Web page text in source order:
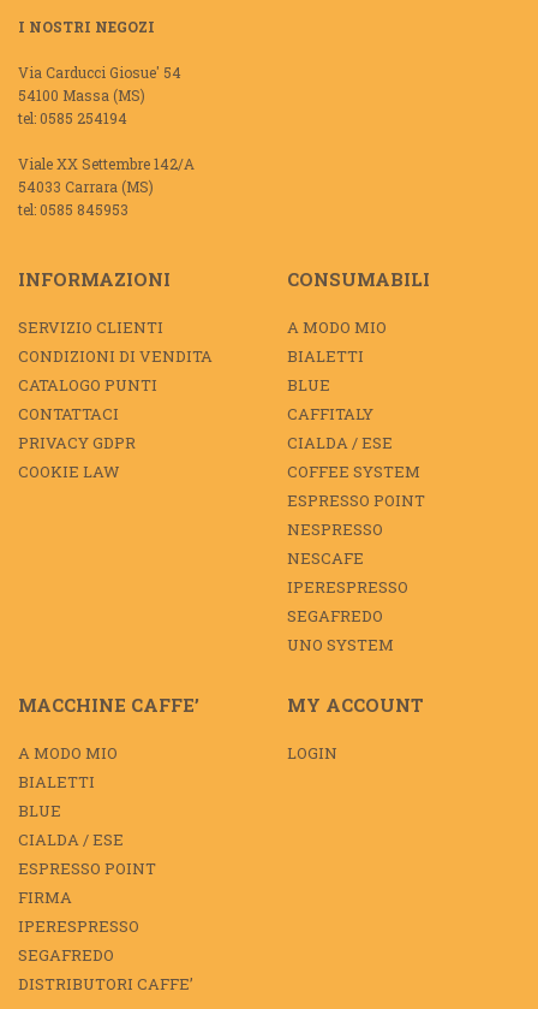
I NOSTRI NEGOZI
Via Carducci Giosue' 54
54100 Massa (MS)
tel: 0585 254194
Viale XX Settembre 142/A
54033 Carrara (MS)
tel: 0585 845953
INFORMAZIONI
SERVIZIO CLIENTI
CONDIZIONI DI VENDITA
CATALOGO PUNTI
CONTATTACI
PRIVACY GDPR
COOKIE LAW
CONSUMABILI
A MODO MIO
BIALETTI
BLUE
CAFFITALY
CIALDA / ESE
COFFEE SYSTEM
ESPRESSO POINT
NESPRESSO
NESCAFE
IPERESPRESSO
SEGAFREDO
UNO SYSTEM
MACCHINE CAFFE’
A MODO MIO
BIALETTI
BLUE
CIALDA / ESE
ESPRESSO POINT
FIRMA
IPERESPRESSO
SEGAFREDO
DISTRIBUTORI CAFFE’
MY ACCOUNT
LOGIN